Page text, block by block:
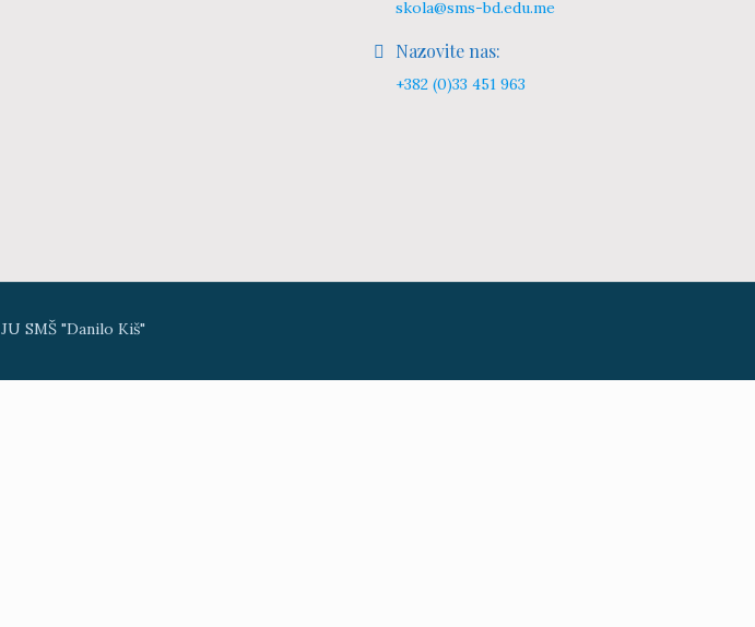
skola@sms-bd.edu.me
Nazovite nas:
+382 (0)33 451 963
JU SMŠ "Danilo Kiš"